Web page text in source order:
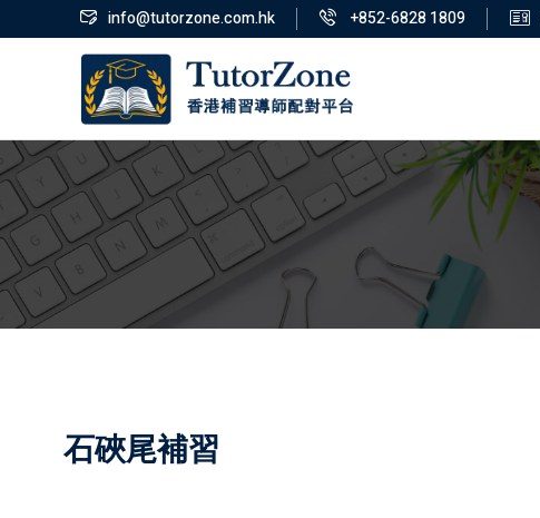
info@tutorzone.com.hk +852-6828 1809
石硤尾補習